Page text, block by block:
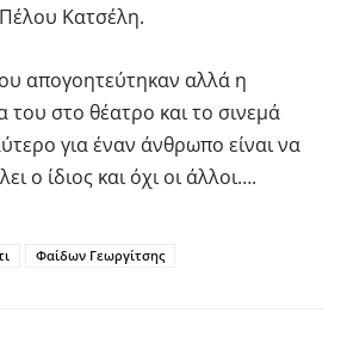
Κατσέλη.
απογοητεύτηκαν αλλά η
του στο θέατρο και το σινεμά
για έναν άνθρωπο είναι να
ο ίδιος και όχι οι άλλοι….
Φαίδων Γεωργίτσης